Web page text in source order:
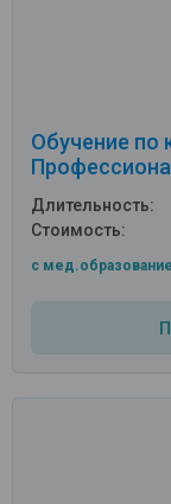
Обучение по
Длительность:
Стоимость:
c